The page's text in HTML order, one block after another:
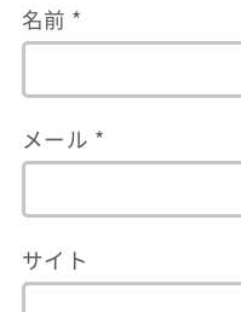
名前 *
メール *
サイト